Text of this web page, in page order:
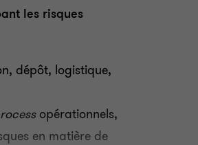
les risques
dépôt, logistique,
opérationnels,
en matière de